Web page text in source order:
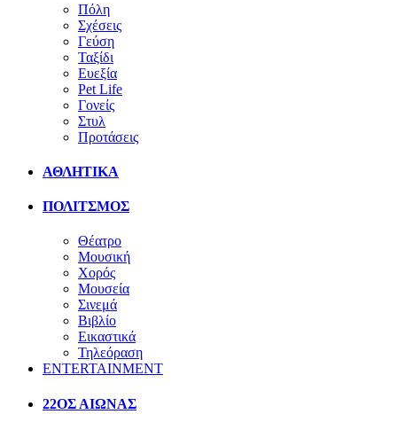
Πόλη
Σχέσεις
Γεύση
Ταξίδι
Ευεξία
Pet Life
Γονείς
Στυλ
Προτάσεις
ΑΘΛΗΤΙΚΑ
ΠΟΛΙΤΣΜΟΣ
Θέατρο
Μουσική
Χορός
Μουσεία
Σινεμά
Βιβλίο
Εικαστικά
Τηλεόραση
ENTERTAINMENT
22ΟΣ ΑΙΩΝΑΣ